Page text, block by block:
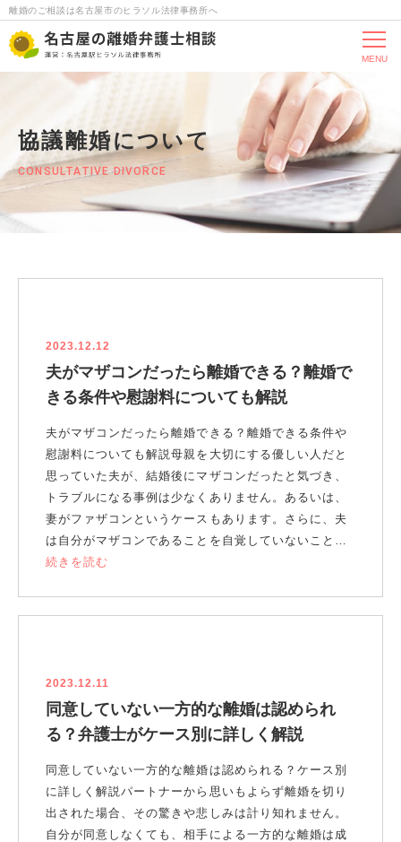
離婚のご相談は名古屋市のヒラソル法律事務所へ
MENU
協議離婚について
CONSULTATIVE DIVORCE
2023.12.12
夫がマザコンだったら離婚できる？離婚で
きる条件や慰謝料についても解説
夫がマザコンだったら離婚できる？離婚できる条件や
慰謝料についても解説母親を大切にする優しい人だと
思っていた夫が、結婚後にマザコンだったと気づき、
トラブルになる事例は少なくありません。あるいは、
妻がファザコンというケースもあります。さらに、夫
は自分がマザコンであることを自覚していないこと…
続きを読む
2023.12.11
同意していない一方的な離婚は認められ
る？弁護士がケース別に詳しく解説
同意していない一方的な離婚は認められる？ケース別
に詳しく解説パートナーから思いもよらず離婚を切り
出された場合、その驚きや悲しみは計り知れません。
自分が同意しなくても、相手による一方的な離婚は成